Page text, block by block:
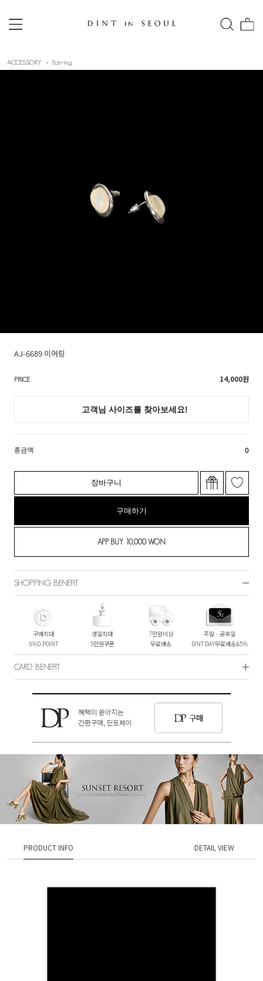
ACCESSORY Earring
AJ-6689 이어링
PRICE 14,000원
총금액 0
장바구니
구매하기
SHOPPING BENEFIT
구매최대
5%D.POINT
생일최대
5만원쿠폰
7만원이상
무료배송
주말ㆍ공휴일
DINT DAY무료배송&5%
CARD BENEFIT
PRODUCT INFO DETAIL VIEW